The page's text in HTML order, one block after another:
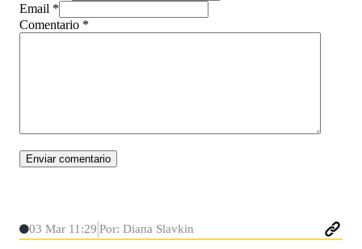
Email *
Comentario *
03 Mar 11:29 Por: Diana Slavkin